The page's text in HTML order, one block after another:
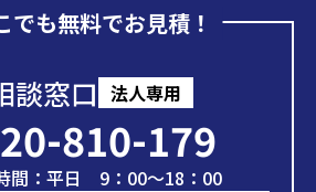
でも無料でお見積！
談窓口 法人専用
810-179
間：平日 9：00～18：00